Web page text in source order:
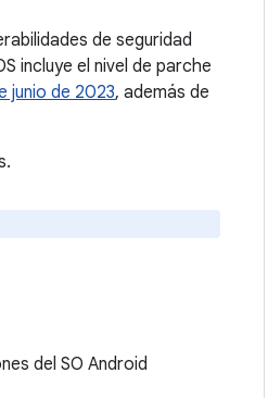
de seguridad
incluye el nivel de parche
junio de 2023, además de
del SO Android